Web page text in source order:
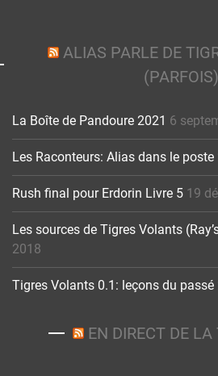
ALIAS PARLE DE
(PARFOIS)
La Boîte de Pandoure 2021 6
Les Raconteurs: Alias dans le poste
Rush final pour Erdorin Livre 5 19
Les sources de Tigres Volants
2018
Tigres Volants 0.1: leçons du passé
EN DIRECT DE